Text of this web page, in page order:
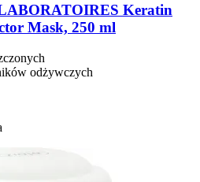
Keratin
Mask, 250 ml
odżywczych